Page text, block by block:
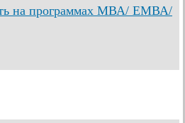
на программах МВА/ ЕМВА/